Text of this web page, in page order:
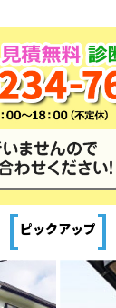
[ピックアップ]